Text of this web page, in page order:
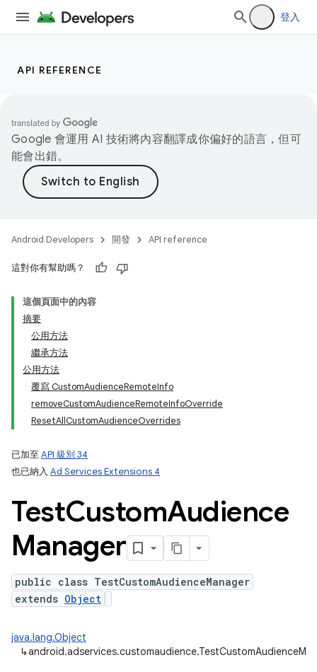
登入
API REFERENCE
Google 會運用 AI 技術將內容翻譯成你偏好的語言，但可
能會出錯。
Android Developers 開發 API reference
這對你有幫助嗎？
這個頁面中的內容
摘要
公用方法
繼承方法
公用方法
覆寫 CustomAudienceRemoteInfo
removeCustomAudienceRemoteInfoOverride
ResetAllCustomAudienceOverrides
已加至 API 級別 34
也已納入 Ad Services Extensions 4
TestCustomAudience
Manager
public class TestCustomAudienceManager
extends Object
java.lang.Object
↳